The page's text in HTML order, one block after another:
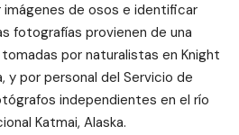
imágenes de osos e identificar
fotografías provienen de una
por naturalistas en Knight
y por personal del Servicio de
independientes en el río
Katmai, Alaska.